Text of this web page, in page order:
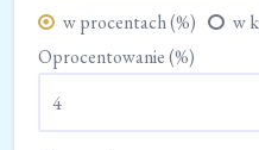
w procentach (%)
w
Oprocentowanie (%)